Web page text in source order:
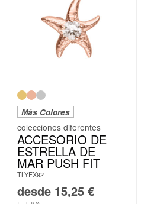
Más Colores
ACCESORIO DE
ESTRELLA DE
MAR PUSH FIT
TLYFX92
desde 15,25 €